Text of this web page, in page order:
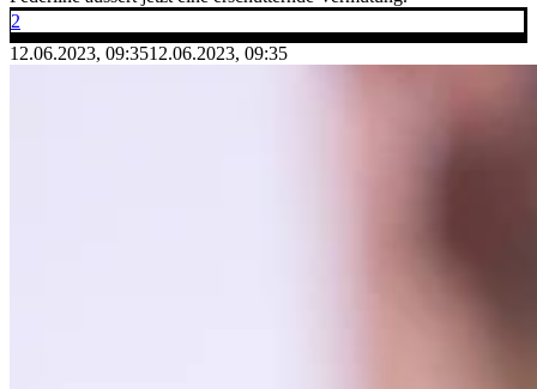
2
12.06.2023, 09:3512.06.2023, 09:35